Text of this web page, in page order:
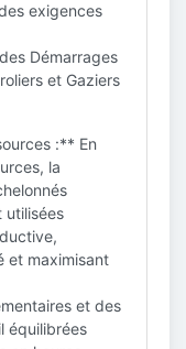
exigences
Démarrages
et Gaziers
:** En
la
utilisées
et maximisant
et des
équilibrées